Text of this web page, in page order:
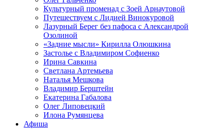
Культурный променад с Зоей Арнаутовой
Путешествуем с Лидией Винокуровой
Лазурный Берег без пафоса с Александрой
Озолиной
«Задние мысли» Кирилла Олюшкина
Застолье с Владимиром Софиенко
Ирина Савкина
Светлана Артемьева
Наталья Мешкова
Владимир Берштейн
Екатерина Габалова
Олег Липовецкий
Илона Румянцева
Афиша